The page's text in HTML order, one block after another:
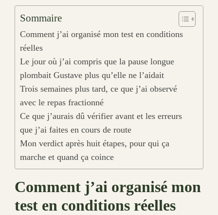
Sommaire
Comment j’ai organisé mon test en conditions
réelles
Le jour où j’ai compris que la pause longue
plombait Gustave plus qu’elle ne l’aidait
Trois semaines plus tard, ce que j’ai observé
avec le repas fractionné
Ce que j’aurais dû vérifier avant et les erreurs
que j’ai faites en cours de route
Mon verdict après huit étapes, pour qui ça
marche et quand ça coince
Comment j’ai organisé mon
test en conditions réelles